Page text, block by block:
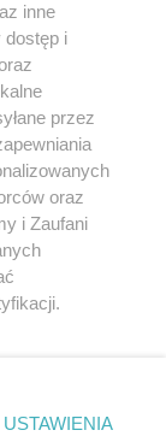
i
sposób (w
polu
w
użycie lub
prawa,
kary i może być
inne
dostęp i
przez
oraz
i Zaufani
prywatności
USTAWIENIA